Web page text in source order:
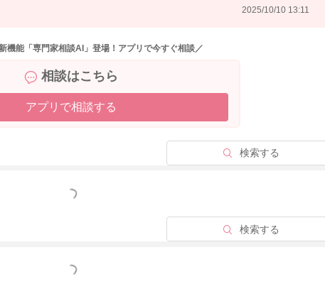
2025/10/10 13:11
機能「専門家相談AI」登場！アプリで今すぐ相談／
相談はこちら
アプリで相談する
検索する
もっと見る
検索する
もっと見る